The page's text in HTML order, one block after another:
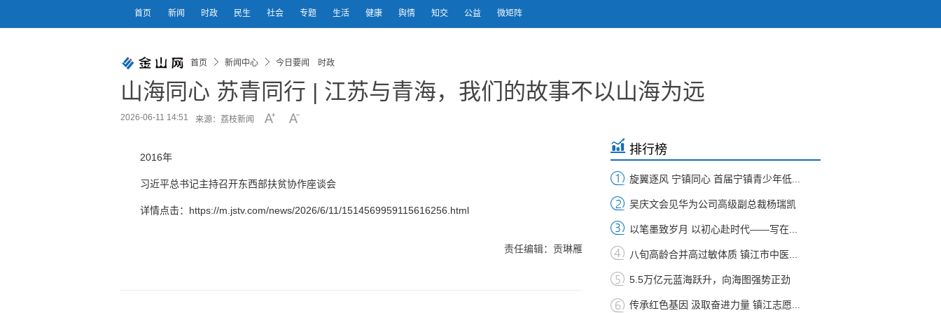
首页 新闻 时政 民生 社会 专题 生活 健康 舆情 知交 公益 微矩阵
首页 新闻中心 今日要闻 时政
山海同心 苏青同行 | 江苏与青海，我们的故事不以山海为远
2026-06-11 14:51 来源：荔枝新闻
2016年
习近平总书记主持召开东西部扶贫协作座谈会
详情点击：https://m.jstv.com/news/2026/6/11/1514569959115616256.html
责任编辑：贡琳雁
排行榜
旋翼逐风 宁镇同心 首届宁镇青少年低...
吴庆文会见华为公司高级副总裁杨瑞凯
以笔墨致岁月 以初心赴时代——写在...
八旬高龄合并高过敏体质 镇江市中医...
5.5万亿元蓝海跃升，向海图强势正劲
传承红色基因 汲取奋进力量 镇江志愿...